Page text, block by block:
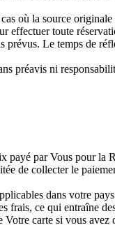
où la source
effectuer toute
prévus. Le temps de
préavis ni
par Vous pour la
de collecter le
dans votre
frais, ce qui entraîne
carte si vous avez